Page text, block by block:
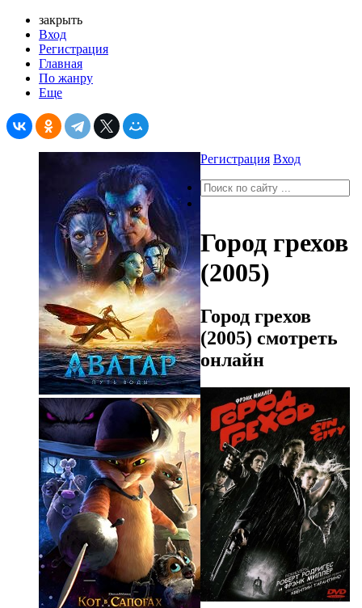
закрыть
Вход
Регистрация
Главная
По жанру
Еще
Регистрация Вход
Город грехов
(2005)
Город грехов
(2005) смотреть
онлайн